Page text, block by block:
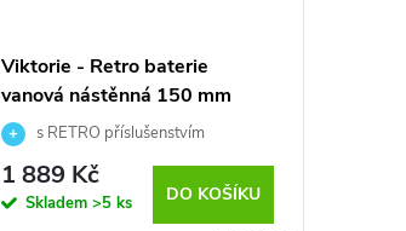
Viktorie - Retro baterie
vanová nástěnná 150 mm
s RETRO příslušenstvím
(CBL901)
1 889 Kč
Skladem >5 ks DO KOŠÍKU